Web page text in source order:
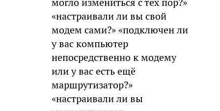
«настраивали ли вы свой
модем сами?» «подключен ли
у вас компьютер
непосредственно к модему
или у вас есть ещё
маршрутизатор?»
«настраивали ли вы